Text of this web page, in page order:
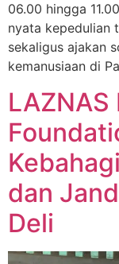
06.00 hingga
nyata kepedulian
sekaligus ajakan
kemanusiaan di
LAZNAS
dan
Deli